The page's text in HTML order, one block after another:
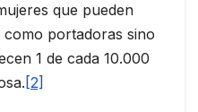
que pueden
portadoras sino
1 de cada 10.000
[2]